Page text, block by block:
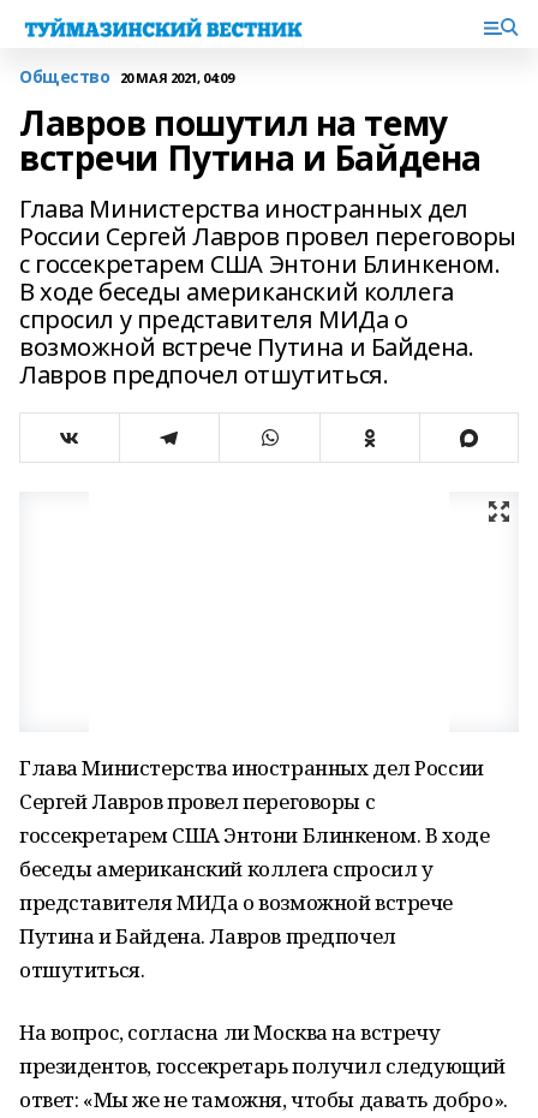
Общество 20 МАЯ 2021, 04:09
Лавров пошутил на тему
встречи Путина и Байдена
Глава Министерства иностранных дел
России Сергей Лавров провел переговоры
с госсекретарем США Энтони Блинкеном.
В ходе беседы американский коллега
спросил у представителя МИДа о
возможной встрече Путина и Байдена.
Лавров предпочел отшутиться.
Глава Министерства иностранных дел России
Сергей Лавров провел переговоры с
госсекретарем США Энтони Блинкеном. В ходе
беседы американский коллега спросил у
представителя МИДа о возможной встрече
Путина и Байдена. Лавров предпочел
отшутиться.
На вопрос, согласна ли Москва на встречу
президентов, госсекретарь получил следующий
ответ: «Мы же не таможня, чтобы давать добро».